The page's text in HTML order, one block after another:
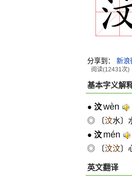
分享到：
新浪
阅读(12431次)
基本字义解
● 汶 wèn
◎ 〔汶水〕
● 汶 mén
◎ 〔汶汶〕
英文翻译